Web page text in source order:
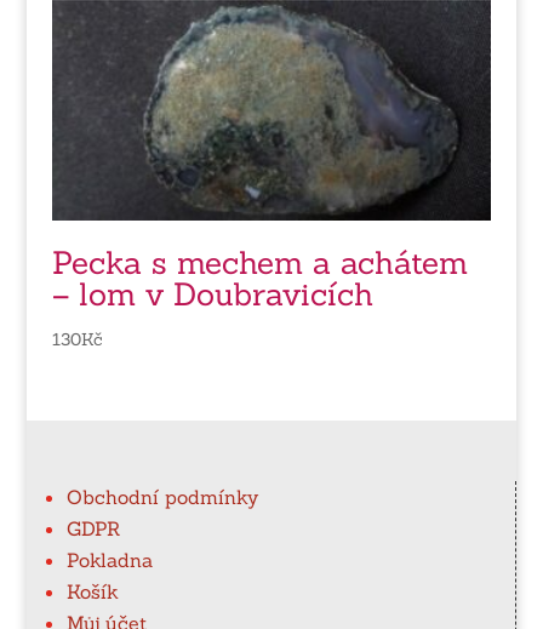
Pecka s mechem a achátem
– lom v Doubravicích
130Kč
Obchodní podmínky
GDPR
Pokladna
Košík
Můj účet